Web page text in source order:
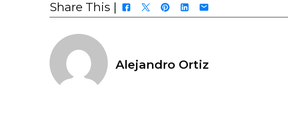
Share This |
Alejandro Ortiz